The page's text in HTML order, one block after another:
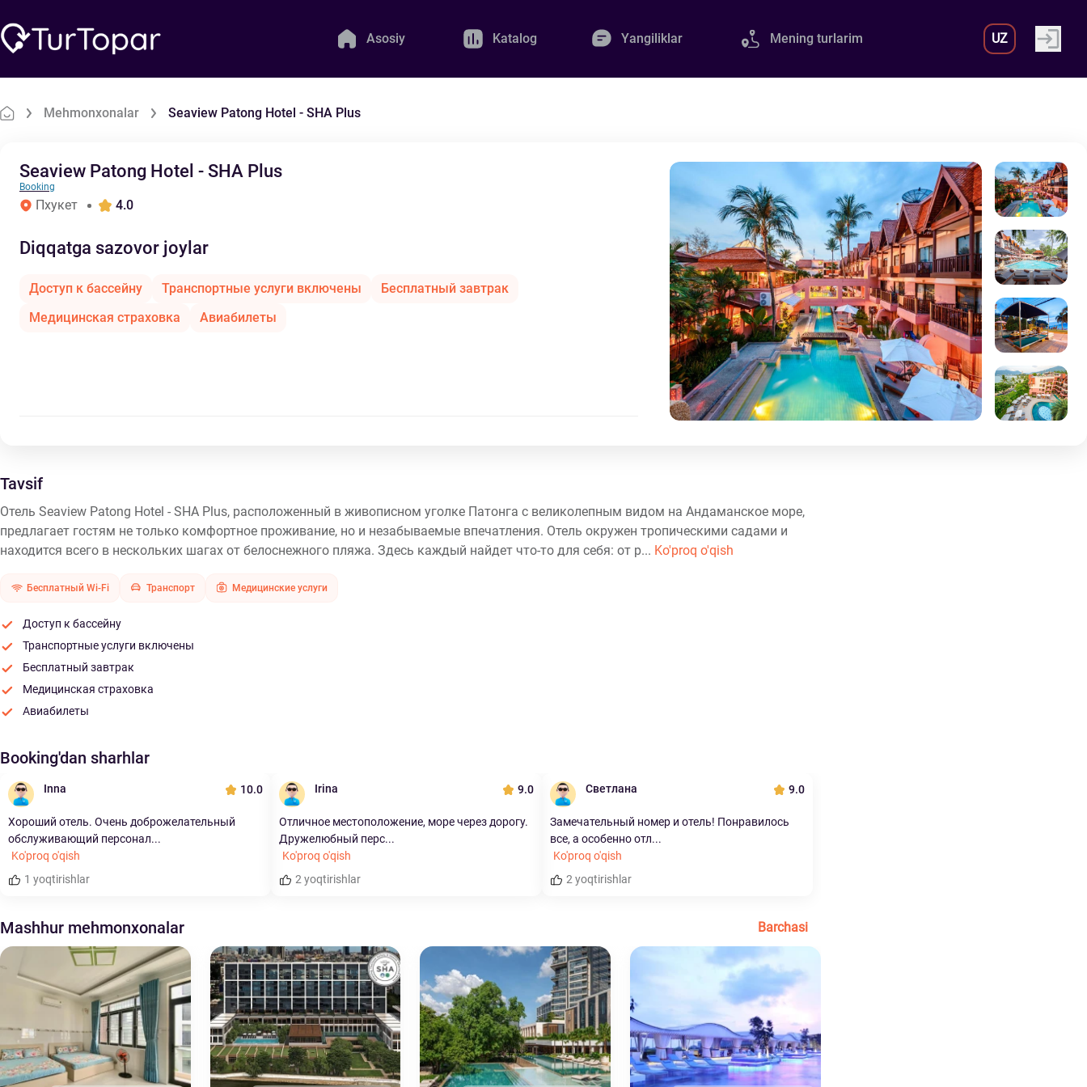
Asosiy Katalog Yangiliklar Mening turlarim UZ
Mehmonxonalar Seaview Patong Hotel - SHA Plus
Seaview Patong Hotel - SHA Plus
Booking
Пхукет 4.0
Diqqatga sazovor joylar
Доступ к бассейну Транспортные услуги включены
Бесплатный завтрак
Медицинская страховка
Авиабилеты
Tavsif
Отель Seaview Patong Hotel - SHA Plus, расположенный в живописном уголке Патонга с великолепным видом на Андаманское море,
предлагает гостям не только комфортное проживание, но и незабываемые впечатления. Отель окружен тропическими садами и
находится всего в нескольких шагах от белоснежного пляжа. Здесь каждый найдет что-то для себя: от р... Ko'proq o'qish
Бесплатный Wi-Fi Транспорт Медицинские услуги
Доступ к бассейну
Транспортные услуги включены
Бесплатный завтрак
Медицинская страховка
Авиабилеты
Booking'dan sharhlar
Inna 10.0
Хороший отель. Очень доброжелательный
обслуживающий персонал...
Ko'proq o'qish
1 yoqtirishlar
Irina 9.0
Отличное местоположение, море через дорогу.
Дружелюбный перс...
Ko'proq o'qish
2 yoqtirishlar
Светлана 9.0
Замечательный номер и отель! Понравилось
все, а особенно отл...
Ko'proq o'qish
2 yoqtirishlar
Mashhur mehmonxonalar Barchasi